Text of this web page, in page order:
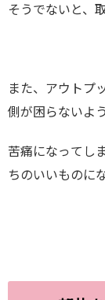
そうでないと、
また、アウトプ
側が困らないよ
苦痛になってし
ちのいいものに